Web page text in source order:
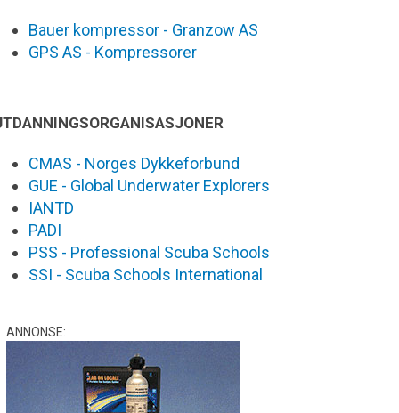
Bauer kompressor - Granzow AS
GPS AS - Kompressorer
CMAS - Norges Dykkeforbund
GUE - Global Underwater Explorers
IANTD
PADI
PSS - Professional Scuba Schools
SSI - Scuba Schools International
ANNONSE: